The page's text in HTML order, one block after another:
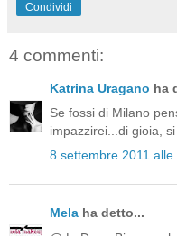
Condividi
4 commenti:
Katrina Uragano ha
Se fossi di Milano
impazzirei...di gioia, si
8 settembre 2011 alle
Mela ha detto...